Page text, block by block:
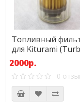
Топливный
для Kiturami
Fin STSO)
2000р.
0